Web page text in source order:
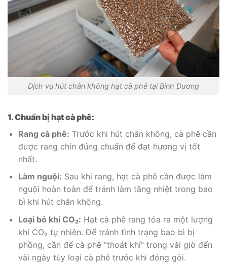
Dịch vụ hút chân không hạt cà phê tại Bình Dương
1. Chuẩn bị hạt cà phê:
Rang cà phê: Trước khi hút chân không, cà phê cần
được rang chín đúng chuẩn để đạt hương vị tốt
nhất.
Làm nguội: Sau khi rang, hạt cà phê cần được làm
nguội hoàn toàn để tránh làm tăng nhiệt trong bao
bì khi hút chân không.
Loại bỏ khí CO₂: Hạt cà phê rang tỏa ra một lượng
khí CO₂ tự nhiên. Để tránh tình trạng bao bì bị
phồng, cần để cà phê “thoát khí” trong vài giờ đến
vài ngày tùy loại cà phê trước khi đóng gói.